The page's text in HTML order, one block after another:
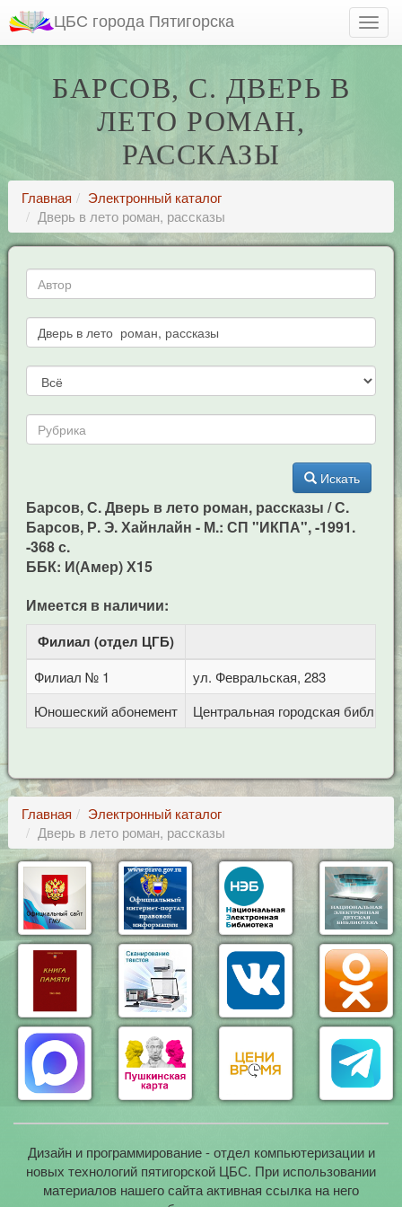
ЦБС города Пятигорска
БАРСОВ, С. ДВЕРЬ В
ЛЕТО РОМАН,
РАССКАЗЫ
Главная
Электронный каталог
Дверь в лето роман, рассказы
Искать
Барсов, С. Дверь в лето роман, рассказы / С.
Барсов, Р. Э. Хайнлайн - М.: СП "ИКПА", -1991.
-368 с.
ББК: И(Амер) Х15
Имеется в наличии:
Филиал (отдел ЦГБ)
Филиал № 1
ул. Февральская, 283
Юношеский абонемент
Центральная городская
Главная
Электронный каталог
Дверь в лето роман, рассказы
Дизайн и программирование - отдел компьютеризации и
новых технологий пятигорской ЦБС. При использовании
материалов нашего сайта активная ссылка на него